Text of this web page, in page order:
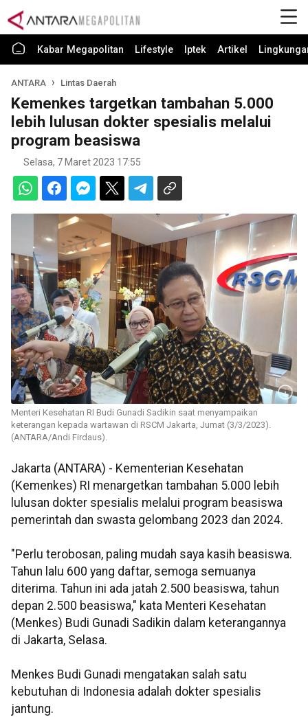
Kabar Megapolitan Lifestyle Iptek Artikel
ANTARA Lintas Daerah
Kemenkes targetkan tambahan 5.000
lebih lulusan dokter spesialis melalui
program beasiswa
Selasa, 7 Maret 2023 17:55
Menteri Kesehatan RI Budi Gunadi Sadikin saat menyampaikan
keterangan kepada wartawan di RSCM Jakarta, Jumat (3/3/2023).
(ANTARA/Andi Firdaus).
Jakarta (ANTARA) - Kementerian Kesehatan
(Kemenkes) RI menargetkan tambahan 5.000 lebih
lulusan dokter spesialis melalui program beasiswa
pemerintah dan swasta gelombang 2023 dan 2024.
"Perlu terobosan, paling mudah saya kasih beasiswa.
Tahun lalu 600 yang daftar, semoga semuanya
diterima. Tahun ini ada jatah 2.500 beasiswa, tahun
depan 2.500 beasiswa," kata Menteri Kesehatan
(Menkes) Budi Gunadi Sadikin dalam keterangannya
di Jakarta, Selasa.
Menkes Budi Gunadi mengatakan salah satu
kebutuhan di Indonesia adalah dokter spesialis
jantung.